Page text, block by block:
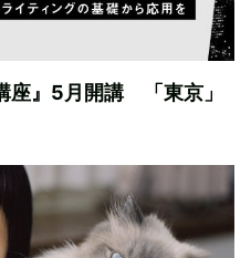
座』5月開講 「東京」